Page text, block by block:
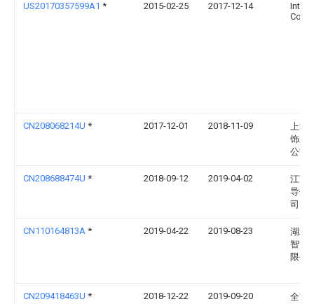
US20170357599A1 * 2015-02-25 2017-12-14
Intel
CN208068214U * 2017-12-01 2018-11-09
上海
饰工
公司
CN208688474U * 2018-09-12 2019-04-02
江苏
导体
司
CN110164813A * 2019-04-22 2019-08-23
湖北
智能
限公
CN209418463U * 2018-12-22 2019-09-20 全南